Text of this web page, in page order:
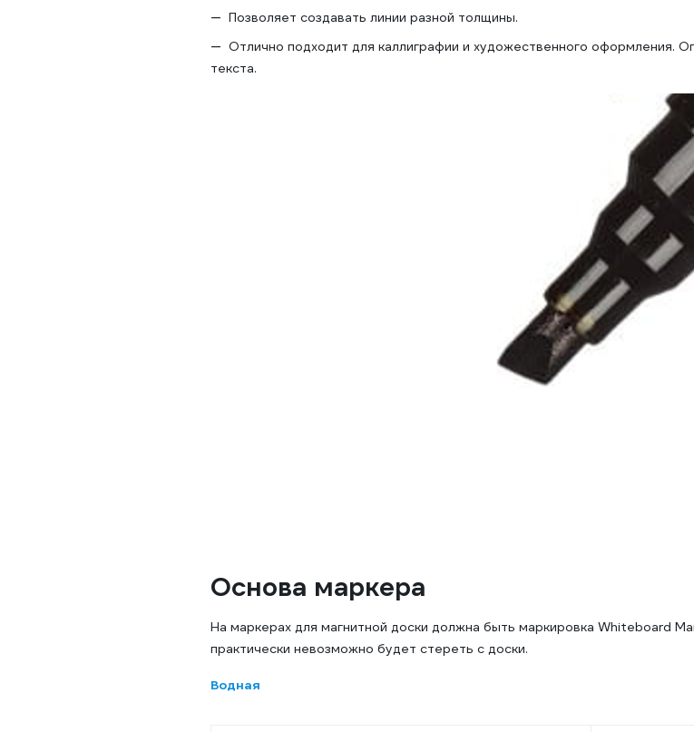
Позволяет создавать линии разной толщины.
Отлично подходит для каллиграфии и художественного оформления.
текста.
Основа маркера
На маркерах для магнитной доски должна быть маркировка Whiteboard
практически невозможно будет стереть с доски.
Водная